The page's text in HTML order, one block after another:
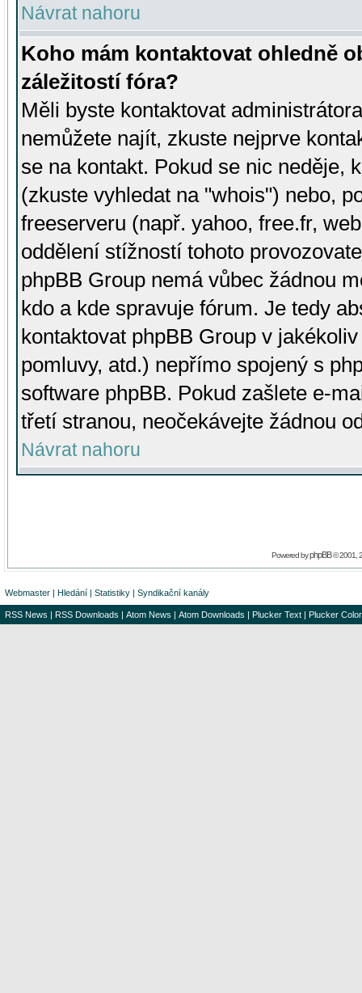
Návrat nahoru
Koho mám kontaktovat ohledně
záležitostí fóra?
Měli byste kontaktovat
nemůžete najít, zkuste nejprve
se na kontakt. Pokud se nic neděje,
(zkuste vyhledat na "whois") nebo,
freeserveru (např. yahoo, free.fr,
oddělení stížností tohoto
phpBB Group nemá vůbec žádnou
kdo a kde spravuje fórum. Je tedy
kontaktovat phpBB Group v
pomluvy, atd.) nepřímo spojený s
software phpBB. Pokud zašlete e-
třetí stranou, neočekávejte žádnou
Návrat nahoru
Powered byphpBB© 2001,
Webmaster | Hledání | Statistiky | Syndikační kanály
RSS News | RSS Downloads | Atom News | Atom Downloads | Plucker Text | Plucker Color